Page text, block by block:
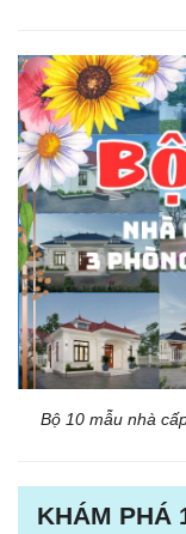
Bộ 10 mẫu nhà
KHÁM PHÁ